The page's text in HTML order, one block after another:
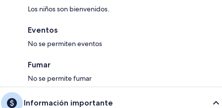
Los niños son bienvenidos.
Eventos
No se permiten eventos
Fumar
No se permite fumar
Información importante